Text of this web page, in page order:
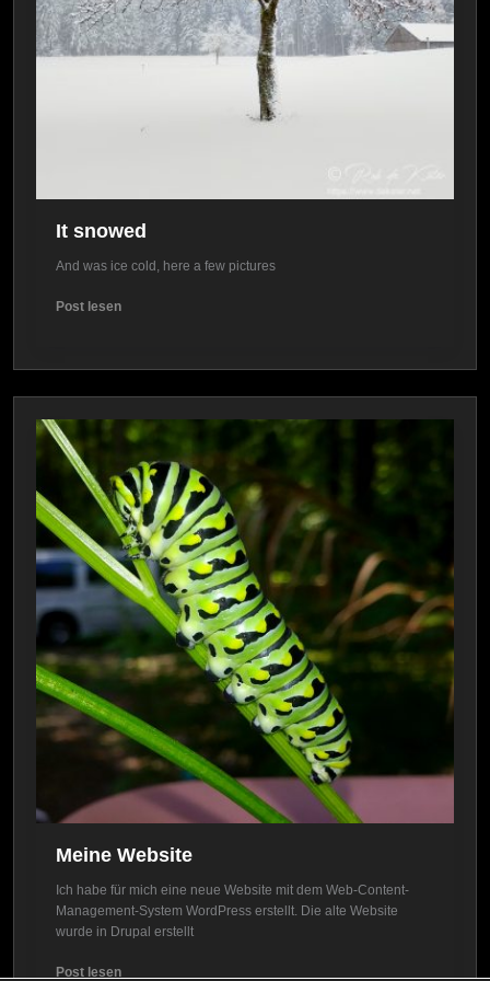
It snowed
And was ice cold, here a few pictures
It
Post lesen
Meine Website
Ich habe für mich eine neue Website mit dem Web-Content-
Management-System WordPress erstellt. Die alte Website
wurde in Drupal erstellt
Meine
Post lesen